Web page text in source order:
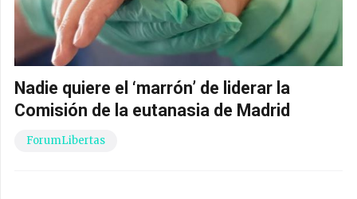
Nadie quiere el ‘marrón’ de liderar la
Comisión de la eutanasia de Madrid
ForumLibertas